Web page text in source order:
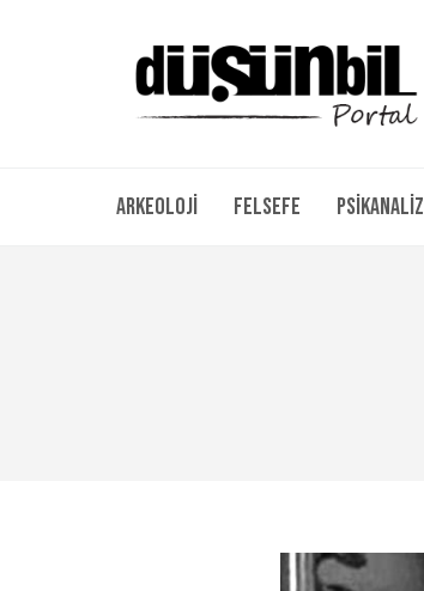
Arkeoloji Felsefe Psikanaliz